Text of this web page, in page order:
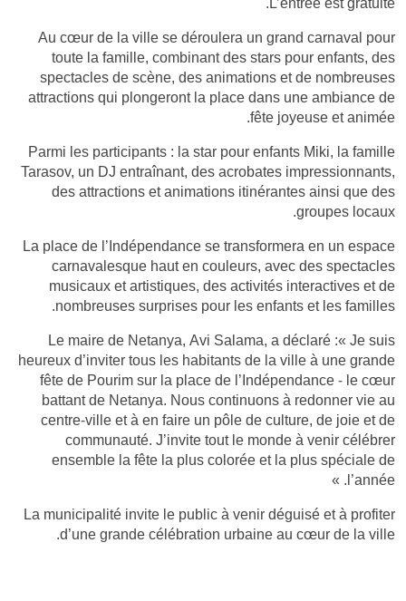
Au cœur de la ville se déroulera un grand carnaval pour
toute la famille, combinant des stars pour enfants, des
spectacles de scène, des animations et de nombreuses
attractions qui plongeront la place dans une ambiance de
fête joyeuse et animée.
Parmi les participants : la star pour enfants Miki, la famille
Tarasov, un DJ entraînant, des acrobates impressionnants,
des attractions et animations itinérantes ainsi que des
groupes locaux.
La place de l’Indépendance se transformera en un espace
carnavalesque haut en couleurs, avec des spectacles
musicaux et artistiques, des activités interactives et de
nombreuses surprises pour les enfants et les familles.
Le maire de Netanya, Avi Salama, a déclaré :« Je suis
heureux d’inviter tous les habitants de la ville à une grande
fête de Pourim sur la place de l’Indépendance - le cœur
battant de Netanya. Nous continuons à redonner vie au
centre-ville et à en faire un pôle de culture, de joie et de
communauté. J’invite tout le monde à venir célébrer
ensemble la fête la plus colorée et la plus spéciale de
l’année. »
La municipalité invite le public à venir déguisé et à profiter
d’une grande célébration urbaine au cœur de la ville.